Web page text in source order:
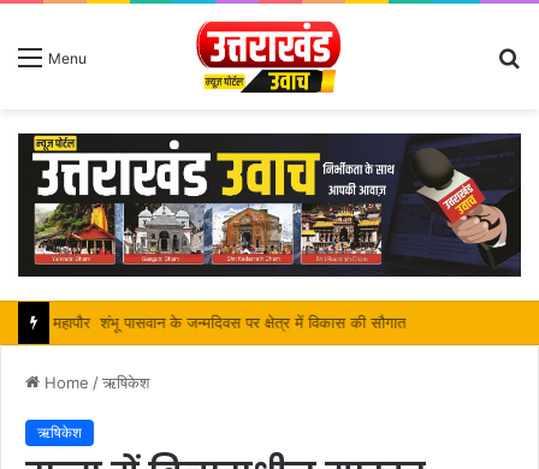
Menu
महापौर शंभू पासवान के जन्मदिवस पर क्षेत्र में विकास की सौगात
Home /ऋषिकेश
ऋषिकेश